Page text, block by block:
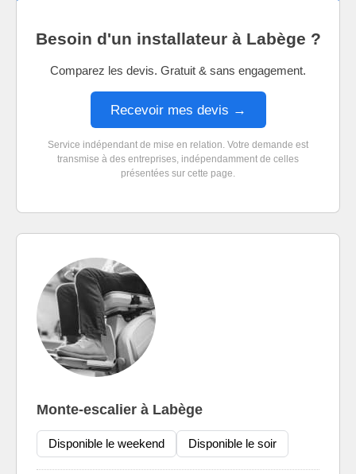
Besoin d'un installateur à Labège ?
Comparez les devis. Gratuit & sans engagement.
Recevoir mes devis →
Service indépendant de mise en relation. Votre demande est
transmise à des entreprises, indépendamment de celles
présentées sur cette page.
Monte-escalier à Labège
Disponible le weekend Disponible le soir